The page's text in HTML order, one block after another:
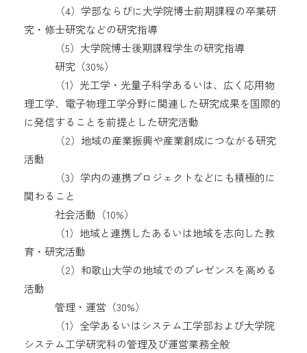
（4）学部ならびに大学院博士前期課程の卒業研
究・修士研究などの研究指導
（5）大学院博士後期課程学生の研究指導
研究（30%）
（1）光工学・光量子科学あるいは、広く応用物
理工学、電子物理工学分野に関連した研究成果を国際的
に発信することを前提とした研究活動
（2）地域の産業振興や産業創成につながる研究
活動
（3）学内の連携プロジェクトなどにも積極的に
関わること
社会活動（10%）
（1）地域と連携したあるいは地域を志向した教
育・研究活動
（2）和歌山大学の地域でのプレゼンスを高める
活動
管理・運営（30%）
（1）全学あるいはシステム工学部および大学院
システム工学研究科の管理及び運営業務全般